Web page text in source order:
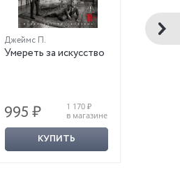
Джеймс П.
Умереть за искусство
995 ₽
1 170 ₽
в магазине
КУПИТЬ
Дациери